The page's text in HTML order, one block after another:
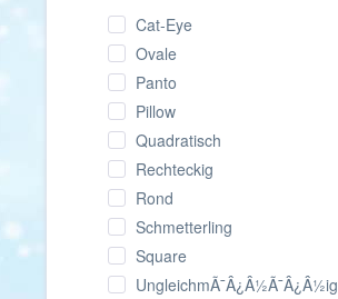
Cat-Eye
Ovale
Panto
Pillow
Quadratisch
Rechteckig
Rond
Schmetterling
Square
UngleichmÃ¯Â¿Â½Ã¯Â¿Â½ig